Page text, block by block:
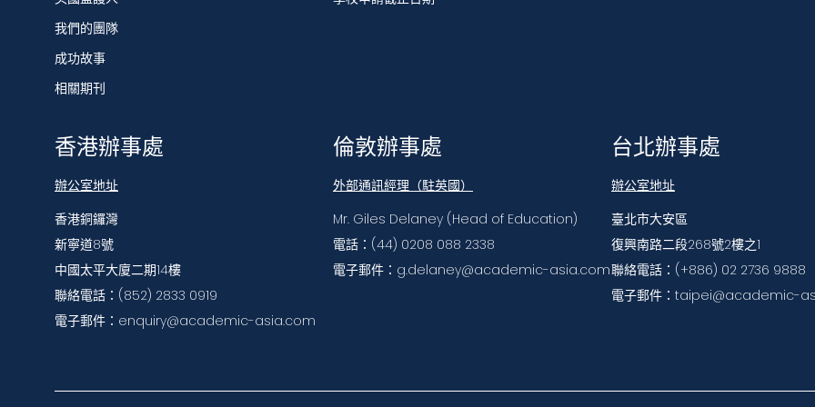
我們的團隊
成功故事
相關期刊
香港辦事處
辦公室地址
香港銅鑼灣
新寧道8號
中國太平大廈二期14樓
聯絡電話：(852) 2833 0919
電子郵件：enquiry@academic-asia.com
倫敦辦事處
外部通訊經理（駐英國）
Mr. Giles Delaney (Head of Education)
電話：(44) 0208 088 2338
電子郵件：g.delaney@academic-asia.com
台北辦事處
辦公室地址
臺北市大安區
復興南路二段268號2樓之1
聯絡電話：(+886) 02 2736 9888
電子郵件：taipei@academic-